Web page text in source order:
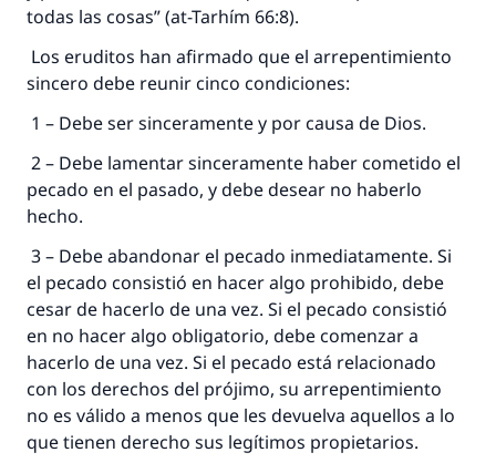
todas las cosas” (at-Tarhím 66:8).
Los eruditos han afirmado que el arrepentimiento
sincero debe reunir cinco condiciones:
1 – Debe ser sinceramente y por causa de Dios.
2 – Debe lamentar sinceramente haber cometido el
pecado en el pasado, y debe desear no haberlo
hecho.
3 – Debe abandonar el pecado inmediatamente. Si
el pecado consistió en hacer algo prohibido, debe
cesar de hacerlo de una vez. Si el pecado consistió
en no hacer algo obligatorio, debe comenzar a
hacerlo de una vez. Si el pecado está relacionado
con los derechos del prójimo, su arrepentimiento
no es válido a menos que les devuelva aquellos a lo
que tienen derecho sus legítimos propietarios.